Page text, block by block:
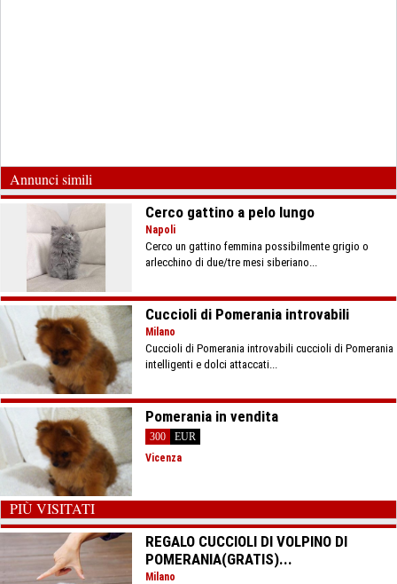
Annunci simili
Cerco gattino a pelo lungo
Napoli
Cerco un gattino femmina possibilmente grigio o
arlecchino di due/tre mesi siberiano...
Cuccioli di Pomerania introvabili
Milano
Cuccioli di Pomerania introvabili cuccioli di Pomerania
intelligenti e dolci attaccati...
Pomerania in vendita
300
EUR
Vicenza
PIÙ VISITATI
REGALO CUCCIOLI DI VOLPINO DI
POMERANIA(GRATIS)...
Milano